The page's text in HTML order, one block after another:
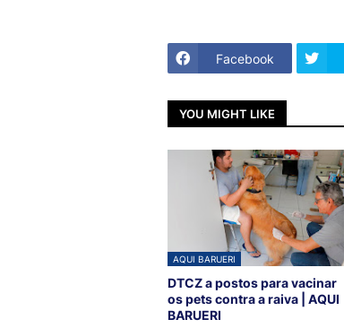
Facebook
YOU MIGHT LIKE
AQUI BARUERI
DTCZ a postos para vacinar
os pets contra a raiva | AQUI
BARUERI